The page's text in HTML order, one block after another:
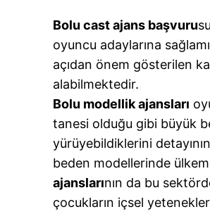
Bolu cast ajans başvuru
oyuncu adaylarına
açıdan önem gösterilen
alabilmektedir.
Bolu modellik ajansları
tanesi olduğu gibi büyük
yürüyebildiklerini
beden modellerinde
ajanslarının da bu
çocukların içsel